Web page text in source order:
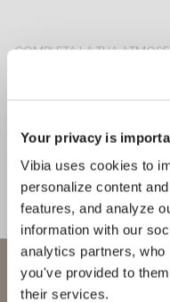
Your privacy is
Vibia uses cookies to
personalize content
features, and analyze
information with our
analytics partners,
you've provided to
their services.
COMPLETA LA TUA
SOFFITTO
CONOSCI IL DESIGNER
Martín Azúa
"La sfida
che è